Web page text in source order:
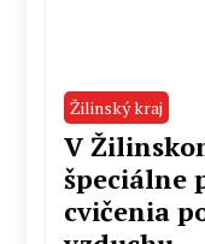
Žilinský kraj
V
špeciálne
cvičenia